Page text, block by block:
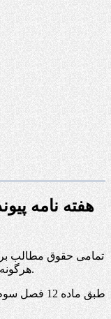
هفته نامه
تمامی حقوق مطالب
هرگونه کپی برداری بدون ذکر منبع ممنوع می باشد.
طبق ماده